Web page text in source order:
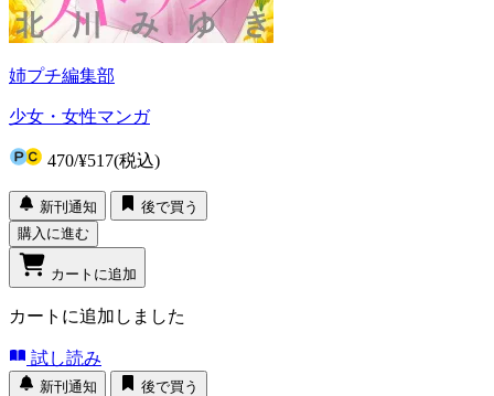
姉プチ編集部
少女・女性マンガ
470/¥517(税込)
新刊通知
後で買う
購入に進む
カートに追加
カートに追加しました
試し読み
新刊通知 後で買う